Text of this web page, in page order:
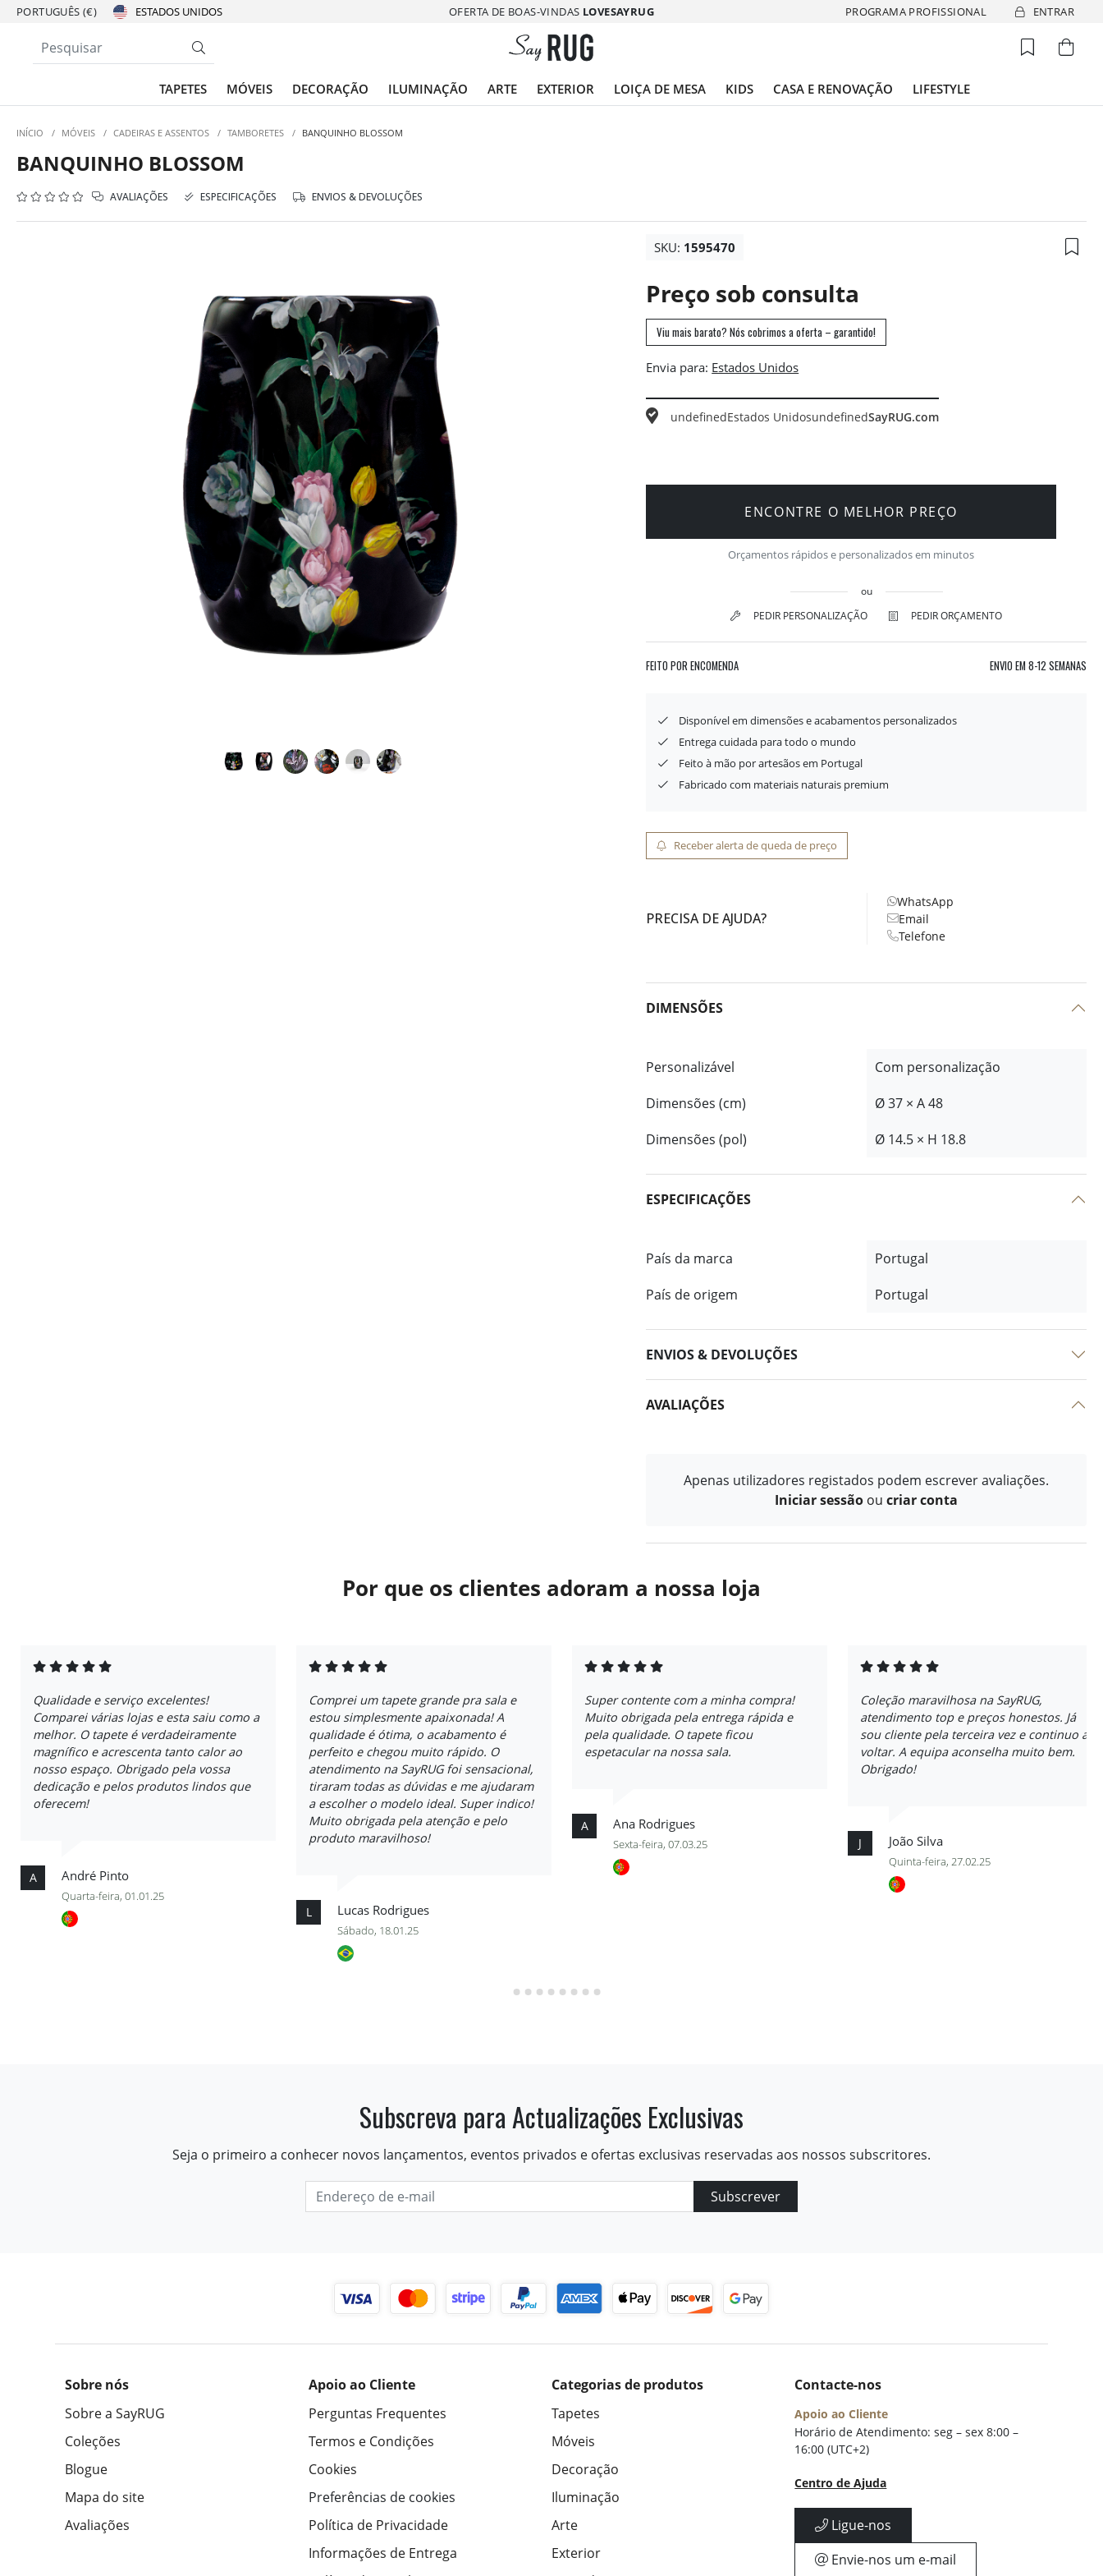
PORTUGUÊS (€) OFERTA DE BOAS-VINDAS LOVESAYRUG PROGRAMA PROFISSIONAL ENTRAR
TAPETES MÓVEIS DECORAÇÃO ILUMINAÇÃO ARTE EXTERIOR LOIÇA DE MESA KIDS CASA E RENOVAÇÃO LIFESTYLE
INÍCIO / MÓVEIS / CADEIRAS E ASSENTOS / TAMBORETES / BANQUINHO BLOSSOM
BANQUINHO BLOSSOM
AVALIAÇÕES ESPECIFICAÇÕES ENVIOS & DEVOLUÇÕES
SKU: 1595470
Preço sob consulta
Viu mais barato? Nós cobrimos a oferta – garantido!
Envia para:
undefinedEstados UnidosundefinedSayRUG.com
ENCONTRE O MELHOR PREÇO
Orçamentos rápidos e personalizados em minutos
ou
PEDIR PERSONALIZAÇÃO
PEDIR ORÇAMENTO
FEITO POR ENCOMENDA ENVIO EM 8-12 SEMANAS
Disponível em dimensões e acabamentos personalizados
Entrega cuidada para todo o mundo
Feito à mão por artesãos em Portugal
Fabricado com materiais naturais premium
Receber alerta de queda de preço
PRECISA DE AJUDA?
WhatsApp
Email
Telefone
DIMENSÕES
Personalizável
Com personalização
Dimensões (cm)
Ø 37 × A 48
Dimensões (pol)
Ø 14.5 × H 18.8
ESPECIFICAÇÕES
País da marca
Portugal
País de origem
Portugal
ENVIOS & DEVOLUÇÕES
AVALIAÇÕES
Apenas utilizadores registados podem escrever avaliações.
Iniciar sessão ou criar conta
Por que os clientes adoram a nossa loja
Qualidade e serviço excelentes!
Comparei várias lojas e esta saiu como a
melhor. O tapete é verdadeiramente
magnífico e acrescenta tanto calor ao
nosso espaço. Obrigado pela vossa
dedicação e pelos produtos lindos que
oferecem!
A André Pinto
Quarta-feira, 01.01.25
Comprei um tapete grande pra sala e
estou simplesmente apaixonada! A
qualidade é ótima, o acabamento é
perfeito e chegou muito rápido. O
atendimento na SayRUG foi sensacional,
tiraram todas as dúvidas e me ajudaram
a escolher o modelo ideal. Super indico!
Muito obrigada pela atenção e pelo
produto maravilhoso!
L Lucas Rodrigues
Sábado, 18.01.25
Super contente com a minha compra!
Muito obrigada pela entrega rápida e
pela qualidade. O tapete ficou
espetacular na nossa sala.
A Ana Rodrigues
Sexta-feira, 07.03.25
Coleção maravilhosa na SayRUG,
atendimento top e preços honestos. Já
sou cliente pela terceira vez e continuo a
voltar. A equipa aconselha muito bem.
Obrigado!
J João Silva
Quinta-feira, 27.02.25
Subscreva para Actualizações Exclusivas
Seja o primeiro a conhecer novos lançamentos, eventos privados e ofertas exclusivas reservadas aos nossos subscritores.
Subscrever
Sobre nós
Sobre a SayRUG
Coleções
Blogue
Mapa do site
Avaliações
Apoio ao Cliente
Perguntas Frequentes
Termos e Condições
Cookies
Preferências de cookies
Política de Privacidade
Informações de Entrega
Categorias de produtos
Tapetes
Móveis
Decoração
Iluminação
Arte
Exterior
Contacte-nos
Apoio ao Cliente
Horário de Atendimento: seg – sex 8:00 –
16:00 (UTC+2)
Centro de Ajuda
Ligue-nos
Envie-nos um e-mail